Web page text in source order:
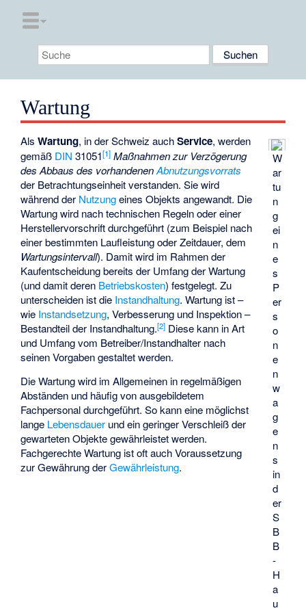
Wartung
W
ar
tu
n
g
ei
n
e
s
P
er
s
o
n
e
n
w
a
g
e
n
s
in
d
er
S
B
B
-
H
a
u
AlsWartung, in der Schweiz auchService, werden
gemäß DIN 31051[1] Maßnahmen zur Verzögerung
des Abbaus des vorhandenenAbnutzungsvorrats
der Betrachtungseinheit verstanden. Sie wird
während der Nutzungeines Objekts angewandt. Die
Wartung wird nach technischen Regeln oder einer
Herstellervorschrift durchgeführt (zum Beispiel nach
einer bestimmten Laufleistung oder Zeitdauer, dem
Wartungsintervall). Damit wird im Rahmen der
Kaufentscheidung bereits der Umfang der Wartung
(und damit deren Betriebskosten) festgelegt. Zu
unterscheiden ist die Instandhaltung. Wartung ist –
wie Instandsetzung, Verbesserung und Inspektion –
Bestandteil der Instandhaltung.[2] Diese kann in Art
und Umfang vom Betreiber/Instandhalter nach
seinen Vorgaben gestaltet werden.
Die Wartung wird im Allgemeinen in regelmäßigen
Abständen und häufig von ausgebildetem
Fachpersonal durchgeführt. So kann eine möglichst
lange Lebensdauer und ein geringer Verschleiß der
gewarteten Objekte gewährleistet werden.
Fachgerechte Wartung ist oft auch Voraussetzung
zur Gewährung derGewährleistung.